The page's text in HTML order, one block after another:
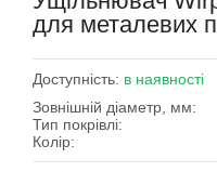
для металевих
Доступність: в наявності
Зовнішній діаметр, мм:
Тип покрівлі:
Колір: